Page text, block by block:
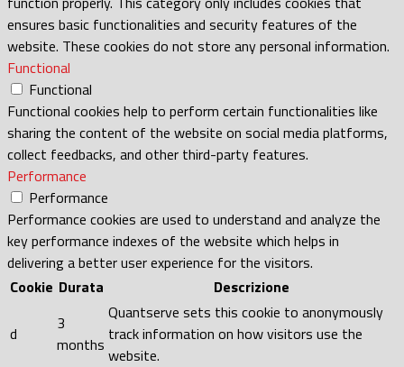
ensures basic functionalities and security features of the
website. These cookies do not store any personal information.
Functional
Functional
Functional cookies help to perform certain functionalities like
sharing the content of the website on social media platforms,
collect feedbacks, and other third-party features.
Performance
Performance
Performance cookies are used to understand and analyze the
key performance indexes of the website which helps in
delivering a better user experience for the visitors.
Cookie Durata Descrizione
d
3
months
Quantserve sets this cookie to anonymously
track information on how visitors use the
website.